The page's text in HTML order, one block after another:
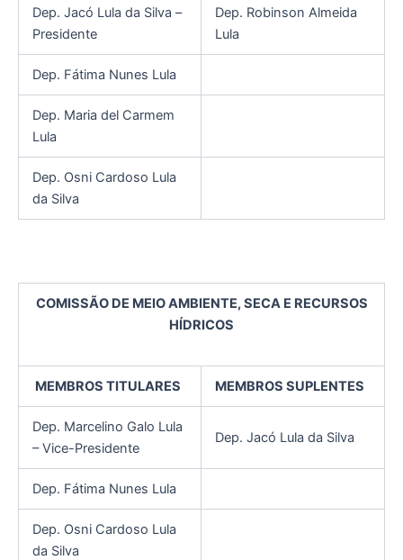
Dep. Jacó Lula da Silva –
Presidente
Dep. Robinson Almeida
Lula
Dep. Fátima Nunes Lula
Dep. Maria del Carmem
Lula
Dep. Osni Cardoso Lula
da Silva
COMISSÃO DE MEIO AMBIENTE, SECA E RECURSOS
HÍDRICOS
MEMBROS TITULARES MEMBROS SUPLENTES
Dep. Marcelino Galo Lula
– Vice-Presidente
Dep. Jacó Lula da Silva
Dep. Fátima Nunes Lula
Dep. Osni Cardoso Lula
da Silva